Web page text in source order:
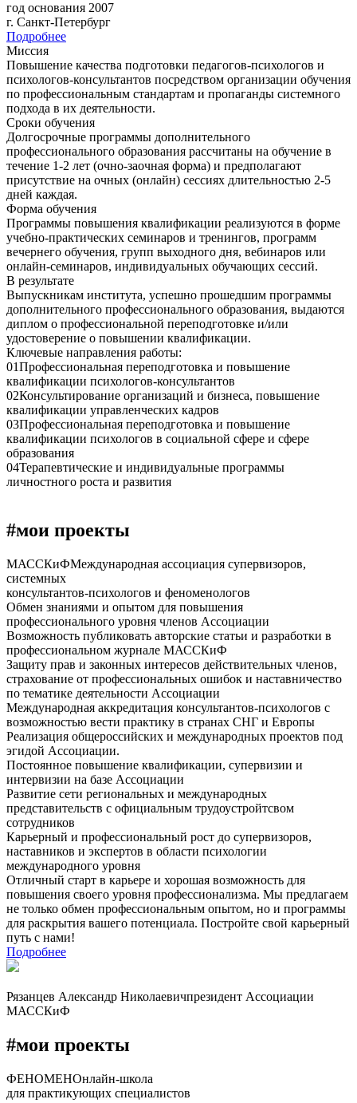
год основания 2007
г. Санкт-Петербург
Подробнее
Миссия
Повышение качества подготовки педагогов-психологов и
психологов-консультантов посредством организации обучения
по профессиональным стандартам и пропаганды системного
подхода в их деятельности.
Сроки обучения
Долгосрочные программы дополнительного
профессионального образования рассчитаны на обучение в
течение 1-2 лет (очно-заочная форма) и предполагают
присутствие на очных (онлайн) сессиях длительностью 2-5
дней каждая.
Форма обучения
Программы повышения квалификации реализуются в форме
учебно-практических семинаров и тренингов, программ
вечернего обучения, групп выходного дня, вебинаров или
онлайн-семинаров, индивидуальных обучающих сессий.
В результате
Выпускникам института, успешно прошедшим программы
дополнительного профессионального образования, выдаются
диплом о профессиональной переподготовке и/или
удостоверение о повышении квалификации.
Ключевые направления работы:
01Профессиональная переподготовка и повышение
квалификации психологов-консультантов
02Консультирование организаций и бизнеса, повышение
квалификации управленческих кадров
03Профессиональная переподготовка и повышение
квалификации психологов в социальной сфере и сфере
образования
04Терапевтические и индивидуальные программы
личностного роста и развития
#мои проекты
МАССКиФМеждународная ассоциация супервизоров,
системных
консультантов-психологов и феноменологов
Обмен знаниями и опытом для повышения
профессионального уровня членов Ассоциации
Возможность публиковать авторские статьи и разработки в
профессиональном журнале МАССКиФ
Защиту прав и законных интересов действительных членов,
страхование от профессиональных ошибок и наставничество
по тематике деятельности Ассоциации
Международная аккредитация консультантов-психологов с
возможностью вести практику в странах СНГ и Европы
Реализация общероссийских и международных проектов под
эгидой Ассоциации.
Постоянное повышение квалификации, супервизии и
интервизии на базе Ассоциации
Развитие сети региональных и международных
представительств с официальным трудоустройтсвом
сотрудников
Карьерный и профессиональный рост до супервизоров,
наставников и экспертов в области психологии
международного уровня
Отличный старт в карьере и хорошая возможность для
повышения своего уровня профессионализма. Мы предлагаем
не только обмен профессиональным опытом, но и программы
для раскрытия вашего потенциала. Постройте свой карьерный
путь с нами!
Подробнее
Рязанцев Александр Николаевичпрезидент Ассоциации
МАССКиФ
#мои проекты
ФЕНОМЕНОнлайн-школа
для практикующих специалистов